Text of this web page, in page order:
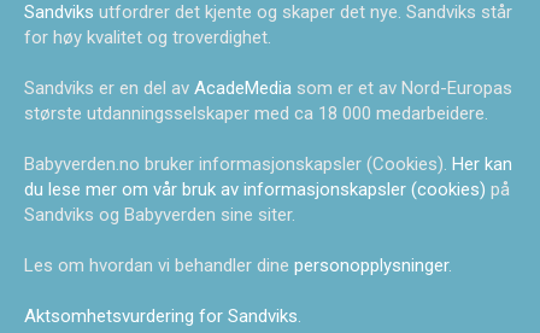
Sandviks utfordrer det kjente og skaper det nye. Sandviks står
for høy kvalitet og troverdighet.
Sandviks er en del av AcadeMedia som er et av Nord-Europas
største utdanningsselskaper med ca 18 000 medarbeidere.
Babyverden.no bruker informasjonskapsler (Cookies). Her kan
du lese mer om vår bruk av informasjonskapsler (cookies) på
Sandviks og Babyverden sine siter.
Les om hvordan vi behandler dine personopplysninger.
Aktsomhetsvurdering for Sandviks.